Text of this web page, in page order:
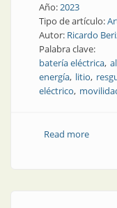
Año:2023
Tipo de artículo:
Autor: Ricardo
Palabra clave:
batería eléctrica
energía litio
eléctrico
Read moreabout